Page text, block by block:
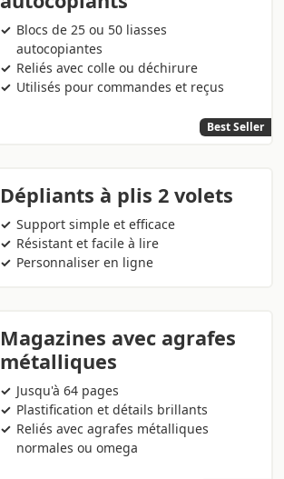
Blocs de 25 ou 50 liasses
autocopiantes
Reliés avec colle ou déchirure
Utilisés pour commandes et reçus
Best Seller
Dépliants à plis 2 volets
Support simple et efficace
Résistant et facile à lire
Personnaliser en ligne
Magazines avec agrafes
métalliques
Jusqu'à 64 pages
Plastification et détails brillants
Reliés avec agrafes métalliques
normales ou omega